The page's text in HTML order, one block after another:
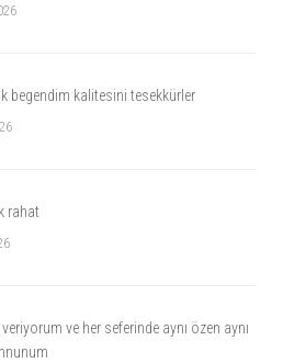
begendim kalitesini tesekkürler
rahat
ve her seferinde aynı özen aynı